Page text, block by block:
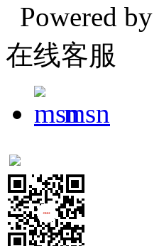
Powered by
在线客服
msn